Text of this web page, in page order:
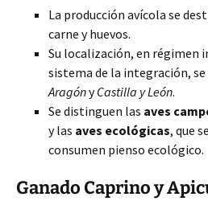
La producción avícola se
carne y huevos.
Su localización, en régimen
sistema de la integración,
AragónyCastilla y León.
Se distinguen las aves
y las aves ecológicas, que
consumen pienso ecológico.
Ganado Caprino y